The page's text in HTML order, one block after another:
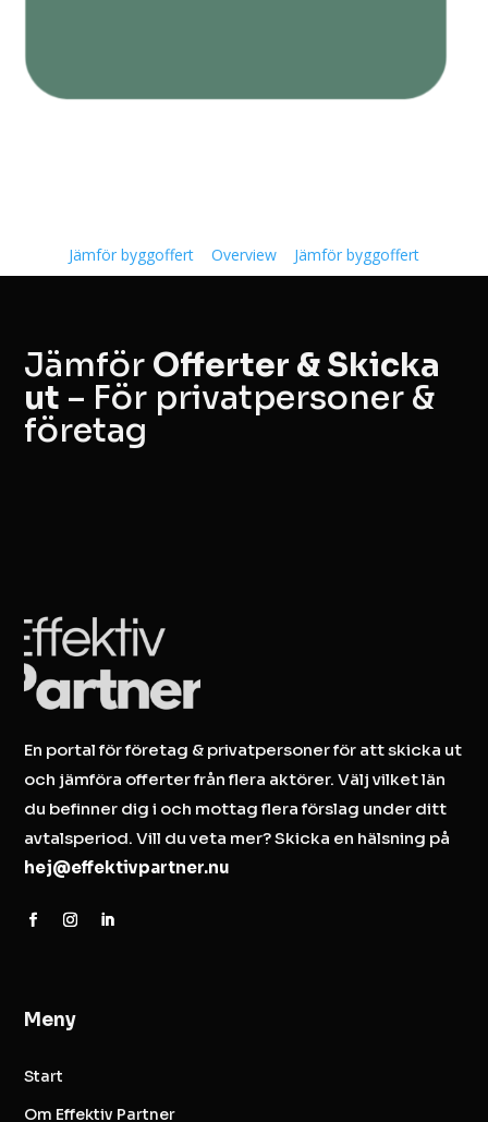
Jämför byggoffert Overview Jämför byggoffert
Jämför Offerter & Skicka
ut – För privatpersoner &
företag
En portal för företag & privatpersoner för att skicka ut
och jämföra offerter från flera aktörer. Välj vilket län
du befinner dig i och mottag flera förslag under ditt
avtalsperiod. Vill du veta mer? Skicka en hälsning på
hej@effektivpartner.nu
Meny
Start
Om Effektiv Partner